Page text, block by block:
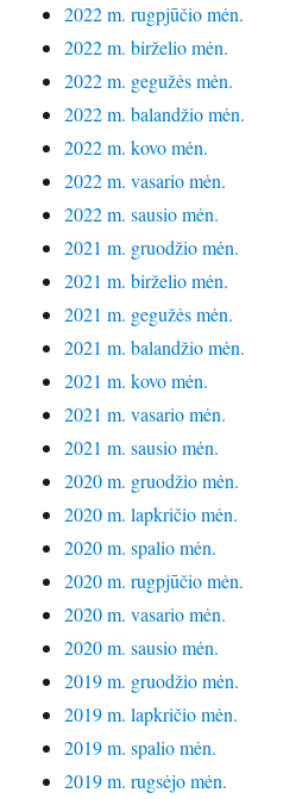
2022 m. rugpjūčio mėn.
2022 m. birželio mėn.
2022 m. gegužės mėn.
2022 m. balandžio mėn.
2022 m. kovo mėn.
2022 m. vasario mėn.
2022 m. sausio mėn.
2021 m. gruodžio mėn.
2021 m. birželio mėn.
2021 m. gegužės mėn.
2021 m. balandžio mėn.
2021 m. kovo mėn.
2021 m. vasario mėn.
2021 m. sausio mėn.
2020 m. gruodžio mėn.
2020 m. lapkričio mėn.
2020 m. spalio mėn.
2020 m. rugpjūčio mėn.
2020 m. vasario mėn.
2020 m. sausio mėn.
2019 m. gruodžio mėn.
2019 m. lapkričio mėn.
2019 m. spalio mėn.
2019 m. rugsėjo mėn.